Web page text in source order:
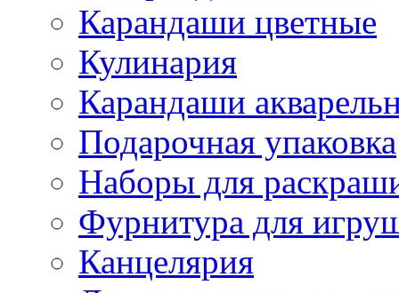
Карандаши цветные
Кулинария
Карандаши
Подарочная упаковка
Наборы для
Фурнитура для
Канцелярия